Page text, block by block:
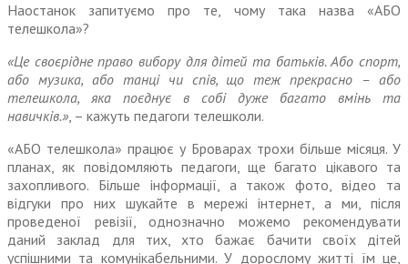
Наостанок запитуємо про те, чому така назва «АБО
телешкола»?
«Це своєрідне право вибору для дітей та батьків. Або спорт,
або музика, або танці чи спів, що теж прекрасно – або
телешкола, яка поєднує в собі дуже багато вмінь та
навичків.», – кажуть педагоги телешколи.
«АБО телешкола» працює у Броварах трохи більше місяця. У
планах, як повідомляють педагоги, ще багато цікавого та
захопливого. Більше інформації, а також фото, відео та
відгуки про них шукайте в мережі інтернет, а ми, після
проведеної ревізії, одно­значно можемо рекомендувати
даний заклад для тих, хто бажає бачити своїх дітей
успішними та комунікабельними. У дорос­лому житті їм це,